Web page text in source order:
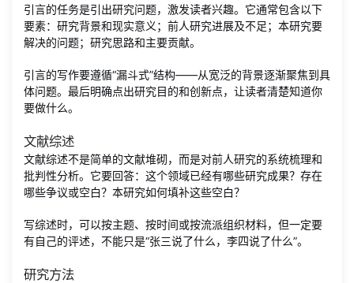
引言的任务是引出研究问题，激发读者兴趣。它通常包含以下
要素：研究背景和现实意义；前人研究进展及不足；本研究要
解决的问题；研究思路和主要贡献。
引言的写作要遵循“漏斗式”结构——从宽泛的背景逐渐聚焦到具
体问题。最后明确点出研究目的和创新点，让读者清楚知道你
要做什么。
文献综述
文献综述不是简单的文献堆砌，而是对前人研究的系统梳理和
批判性分析。它要回答：这个领域已经有哪些研究成果？存在
哪些争议或空白？本研究如何填补这些空白？
写综述时，可以按主题、按时间或按流派组织材料，但一定要
有自己的评述，不能只是“张三说了什么，李四说了什么”。
研究方法